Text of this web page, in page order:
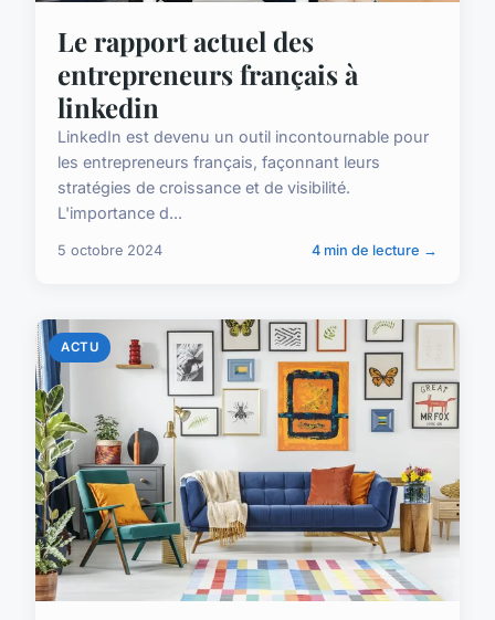
Le rapport actuel des
entrepreneurs français à
linkedin
LinkedIn est devenu un outil incontournable pour
les entrepreneurs français, façonnant leurs
stratégies de croissance et de visibilité.
L'importance d...
5 octobre 2024 4 min de lecture →
ACTU